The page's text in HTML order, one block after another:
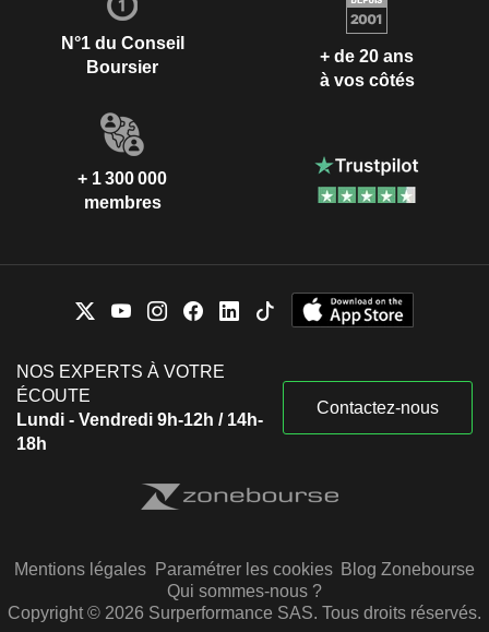
N°1 du Conseil
Boursier
+ de 20 ans
à vos côtés
+ 1 300 000
membres
NOS EXPERTS À VOTRE
ÉCOUTE
Lundi - Vendredi 9h-12h / 14h-
18h
Contactez-nous
Mentions légales Paramétrer les cookies Blog Zonebourse
Qui sommes-nous ?
Copyright © 2026 Surperformance SAS. Tous droits réservés.